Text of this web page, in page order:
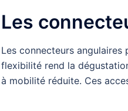
Les
Les connecteurs
flexibilité rend la
à mobilité réduite. Ces